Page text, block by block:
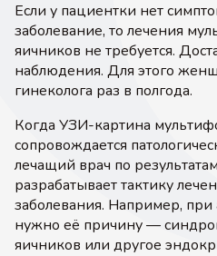
Если у пациентки нет
заболевание, то лечения
яичников не требуется.
наблюдения. Для этого
гинеколога раз в полгода.
Когда УЗИ-картина
сопровождается
лечащий врач по
разрабатывает тактику
заболевания. Например, при
нужно её причину —
яичников или другое